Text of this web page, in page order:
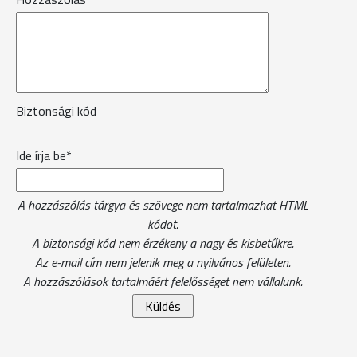
Biztonsági kód
Ide írja be*
A hozzászólás tárgya és szövege nem tartalmazhat HTML
kódot.
A biztonsági kód nem érzékeny a nagy és kisbetűkre.
Az e-mail cím nem jelenik meg a nyilvános felületen.
A hozzászólások tartalmáért felelősséget nem vállalunk.